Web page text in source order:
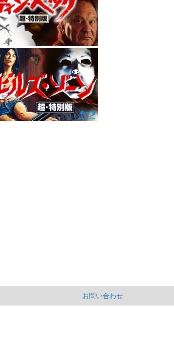
お問い合わせ